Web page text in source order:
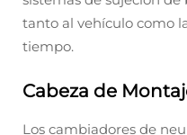
tanto al vehículo como
tiempo.
Cabeza de
Los cambiadores de